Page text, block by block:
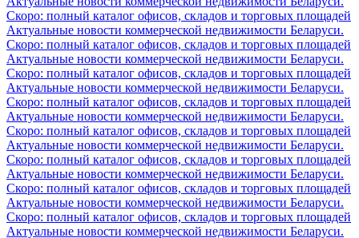
Скоро: полный каталог офисов, складов и торговых площадей
Актуальные новости коммерческой недвижимости Беларуси.
Скоро: полный каталог офисов, складов и торговых площадей
Актуальные новости коммерческой недвижимости Беларуси.
Скоро: полный каталог офисов, складов и торговых площадей
Актуальные новости коммерческой недвижимости Беларуси.
Скоро: полный каталог офисов, складов и торговых площадей
Актуальные новости коммерческой недвижимости Беларуси.
Скоро: полный каталог офисов, складов и торговых площадей
Актуальные новости коммерческой недвижимости Беларуси.
Скоро: полный каталог офисов, складов и торговых площадей
Актуальные новости коммерческой недвижимости Беларуси.
Скоро: полный каталог офисов, складов и торговых площадей
Актуальные новости коммерческой недвижимости Беларуси.
Скоро: полный каталог офисов, складов и торговых площадей
Актуальные новости коммерческой недвижимости Беларуси.